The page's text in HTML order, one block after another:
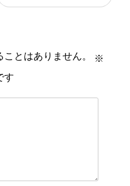
とはありません。
※
す